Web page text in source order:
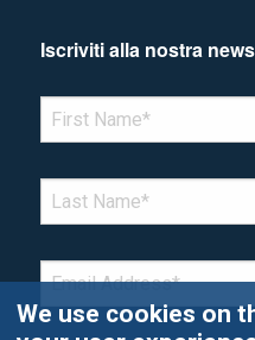
Iscriviti alla nostra
*Denotes required field
FIRST NAME
LAST NAME*
EMAIL *
We use cookies on